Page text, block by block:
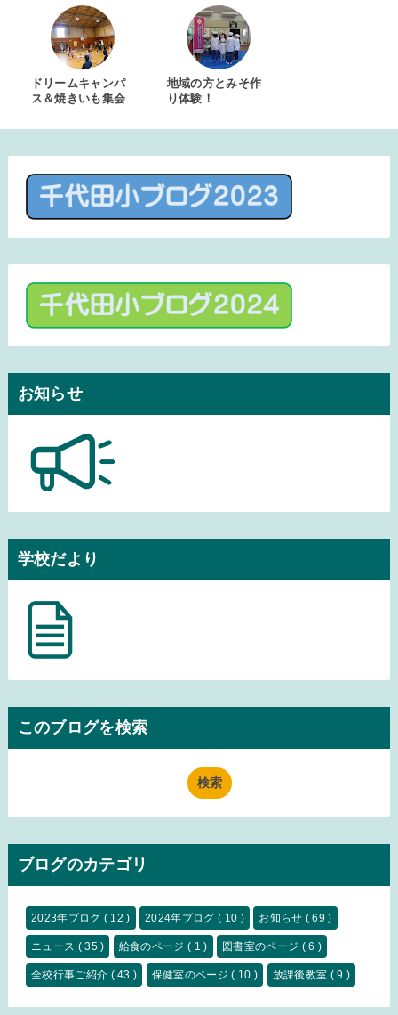
ドリームキャンパ
ス＆焼きいも集会
地域の方とみそ作
り体験！
お知らせ
学校だより
このブログを検索
ブログのカテゴリ
2023年ブログ ( 12 ) 2024年ブログ ( 10 ) お知らせ ( 69 )
ニュース ( 35 ) 給食のページ( 1 ) 図書室のページ ( 6 )
全校行事ご紹介 ( 43 ) 保健室のページ( 10 ) 放課後教室 ( 9 )